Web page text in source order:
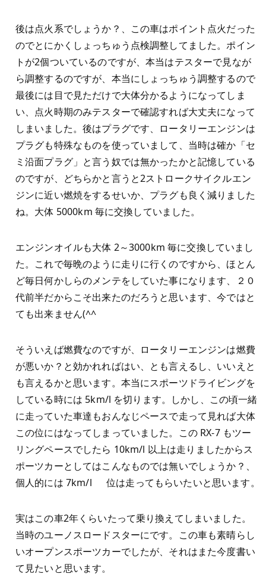
後は点火系でしょうか？、この車はポイント点火だった
のでとにかくしょっちゅう点検調整してました。ポイン
トが2個ついているのですが、本当はテスターで見なが
ら調整するのですが、本当にしょっちゅう調整するので
最後には目で見ただけで大体分かるようになってしま
い、点火時期のみテスターで確認すれば大丈夫になって
しまいました。後はプラグです、ロータリーエンジンは
プラグも特殊なものを使っていまして、当時は確か「セ
ミ沿面プラグ」と言う奴では無かったかと記憶している
のですが、どちらかと言うと2ストロークサイクルエン
ジンに近い燃焼をするせいか、プラグも良く減りました
ね。大体 5000km 毎に交換していました。
エンジンオイルも大体 2～3000km 毎に交換していまし
た。これで毎晩のように走りに行くのですから、ほとん
ど毎日何かしらのメンテをしていた事になります、２０
代前半だからこそ出来たのだろうと思います、今ではと
ても出来ません(^^ゞ
そういえば燃費なのですが、ロータリーエンジンは燃費
が悪いか？と効かれればはい、とも言えるし、いいえと
も言えるかと思います。本当にスポーツドライビングを
している時には 5km/l を切ります。しかし、この頃一緒
に走っていた車達もおんなじペースで走って見れば大体
この位にはなってしまっていました。この RX-7 もツー
リングペースでしたら 10km/l 以上は走りましたからス
ポーツカーとしてはこんなものでは無いでしょうか？、
個人的には 7km/l 位は走ってもらいたいと思います。
実はこの車2年くらいたって乗り換えてしまいました。
当時のユーノスロードスターにです。この車も素晴らし
いオープンスポーツカーでしたが、それはまた今度書い
て見たいと思います。